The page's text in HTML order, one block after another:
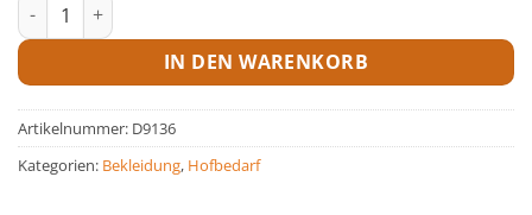
IN DEN WARENKORB
Artikelnummer: D9136
Kategorien: Bekleidung, Hofbedarf